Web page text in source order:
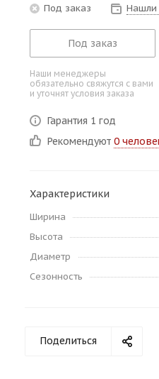
недели
8 800
Под заказ Нашли
Под заказ
Наши менеджеры
обязательно свяжутся с вами
и уточнят условия заказа
Гарантия 1 год
Рекомендуют 0
Характеристики
Ширина
Высота
Диаметр
Сезонность
Поделиться